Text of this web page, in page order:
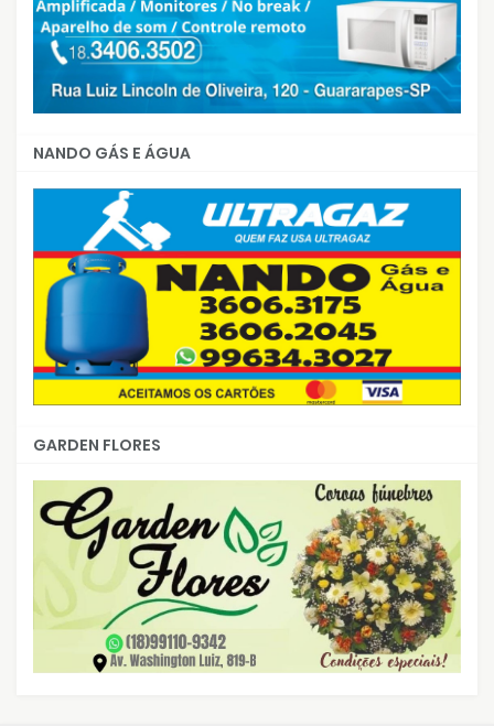
NANDO GÁS E ÁGUA
GARDEN FLORES